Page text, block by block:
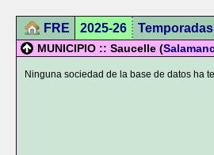
FRE 2025-26 Temporadas
MUNICIPIO :: Saucelle (
Ninguna sociedad de la base de datos ha